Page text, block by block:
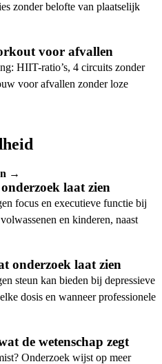
zonder belofte van plaatselijk
voor afvallen
HIIT-ratio’s, 4 circuits zonder
voor afvallen zonder loze
→
laat zien
focus en executieve functie bij
en kinderen, naast
onderzoek laat zien
steun kan bieden bij depressieve
dosis en wanneer professionele
de wetenschap zegt
Onderzoek wijst op meer